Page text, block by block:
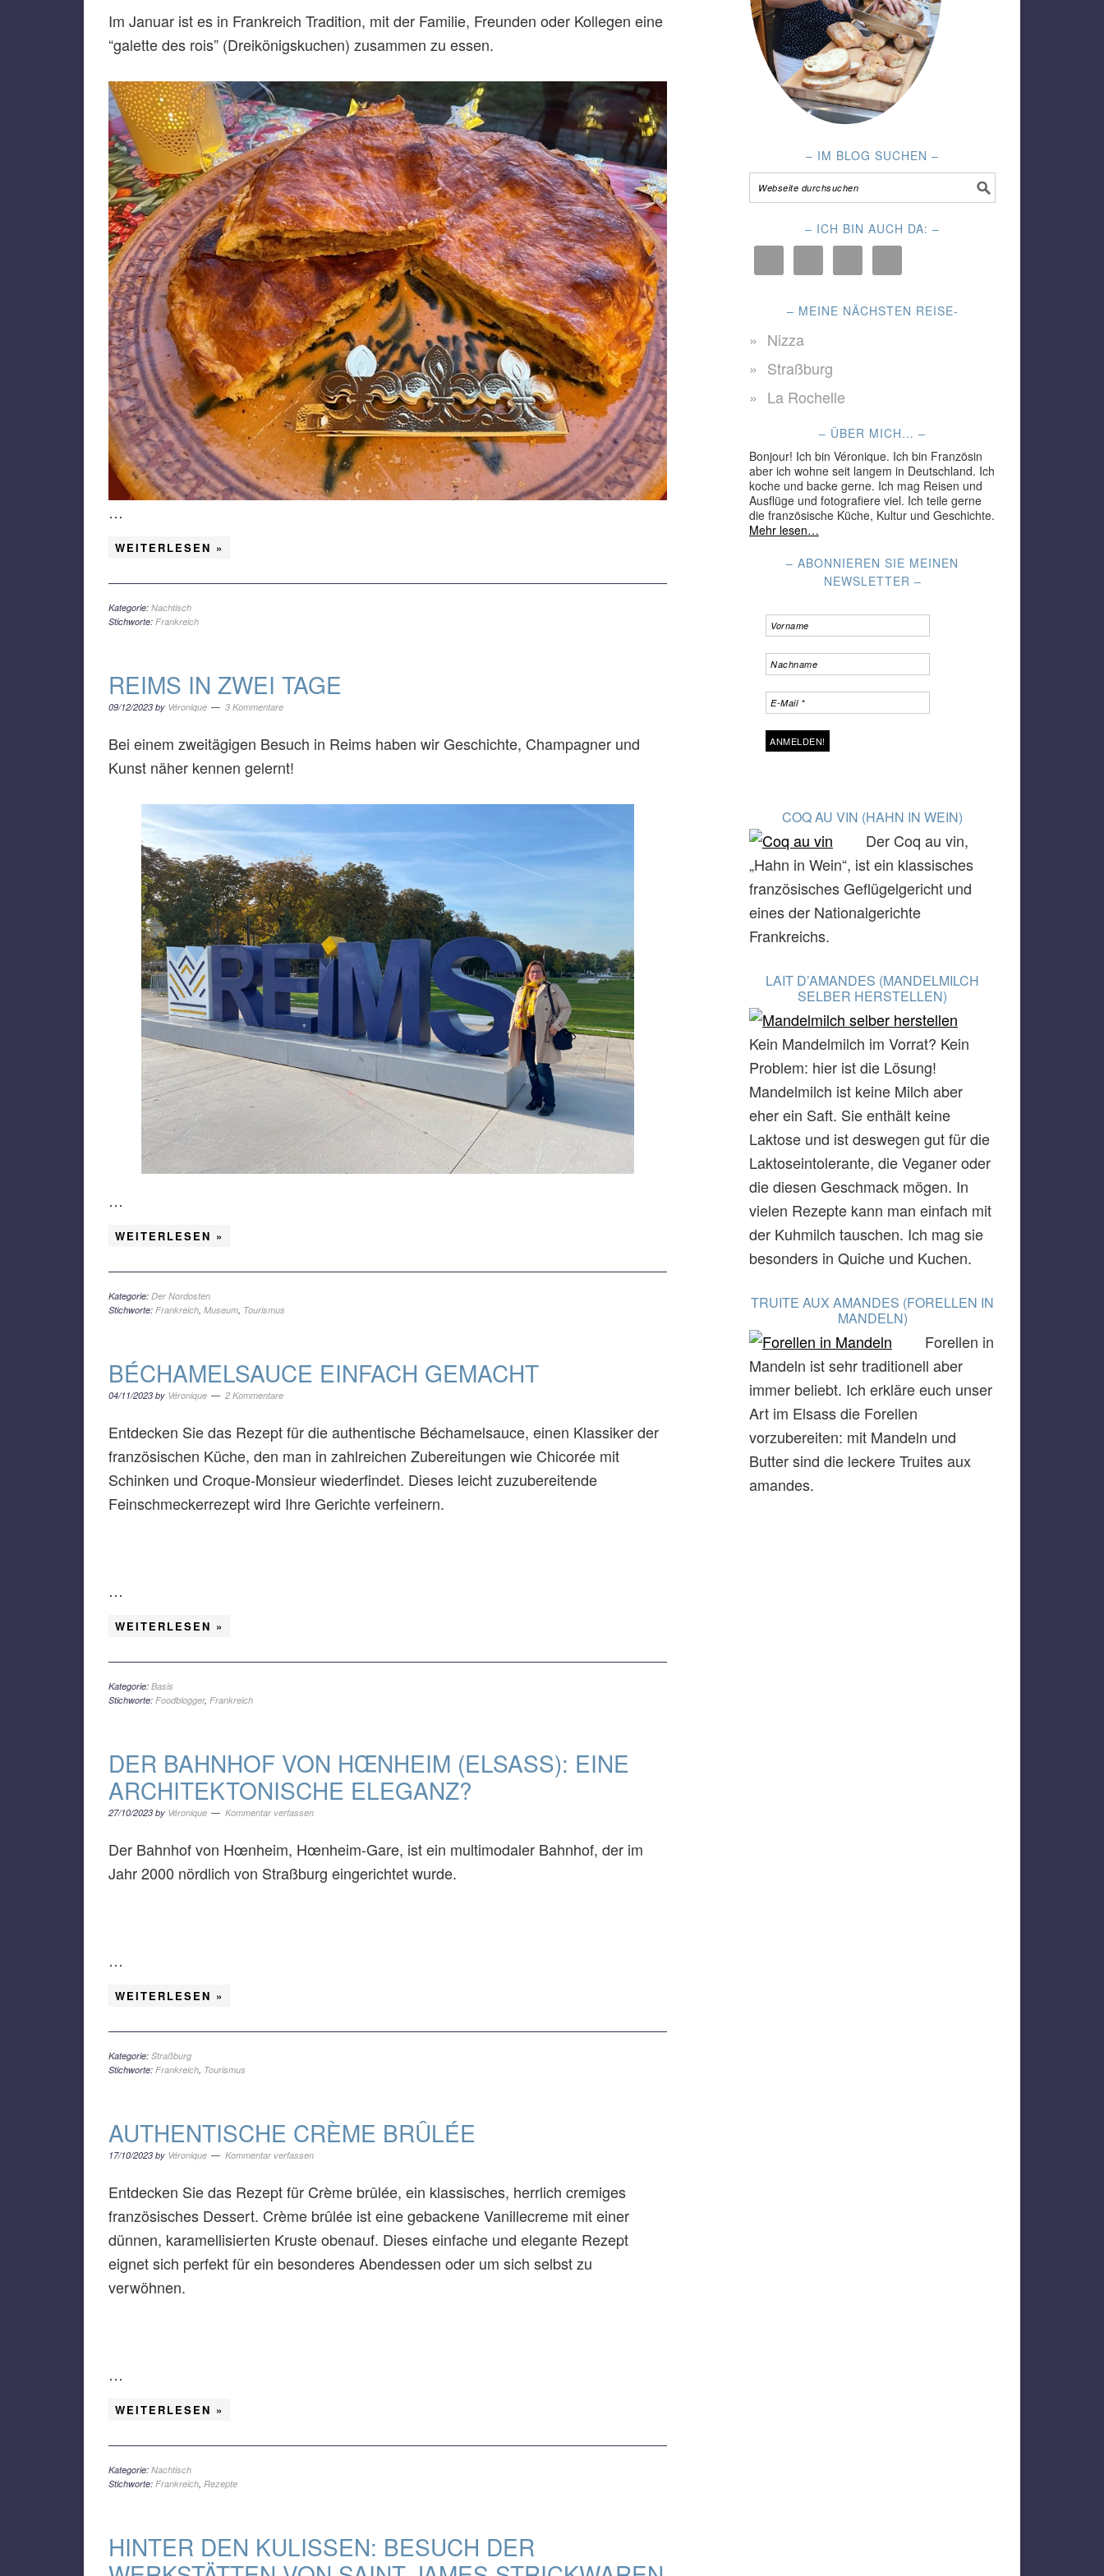
Im Januar ist es in Frankreich Tradition, mit der Familie, Freunden oder Kollegen eine
“galette des rois” (Dreikönigskuchen) zusammen zu essen.
…
WEITERLESEN »
Kategorie: Nachtisch
Stichworte: Frankreich
REIMS IN ZWEI TAGE
09/12/2023 by Véronique 3 Kommentare
Bei einem zweitägigen Besuch in Reims haben wir Geschichte, Champagner und
Kunst näher kennen gelernt!
…
WEITERLESEN »
Kategorie: Der Nordosten
Stichworte: Frankreich, Museum, Tourismus
BÉCHAMELSAUCE EINFACH GEMACHT
04/11/2023 by Véronique 2 Kommentare
Entdecken Sie das Rezept für die authentische Béchamelsauce, einen Klassiker der
französischen Küche, den man in zahlreichen Zubereitungen wie Chicorée mit
Schinken und Croque-Monsieur wiederfindet. Dieses leicht zuzubereitende
Feinschmeckerrezept wird Ihre Gerichte verfeinern.
…
WEITERLESEN »
Kategorie: Basis
Stichworte: Foodblogger, Frankreich
DER BAHNHOF VON HŒNHEIM (ELSASS): EINE
ARCHITEKTONISCHE ELEGANZ?
27/10/2023 by Véronique Kommentar verfassen
Der Bahnhof von Hœnheim, Hœnheim-Gare, ist ein multimodaler Bahnhof, der im
Jahr 2000 nördlich von Straßburg eingerichtet wurde.
…
WEITERLESEN »
Kategorie: Straßburg
Stichworte: Frankreich, Tourismus
AUTHENTISCHE CRÈME BRÛLÉE
17/10/2023 by Véronique Kommentar verfassen
Entdecken Sie das Rezept für Crème brûlée, ein klassisches, herrlich cremiges
französisches Dessert. Crème brûlée ist eine gebackene Vanillecreme mit einer
dünnen, karamellisierten Kruste obenauf. Dieses einfache und elegante Rezept
eignet sich perfekt für ein besonderes Abendessen oder um sich selbst zu
verwöhnen.
…
WEITERLESEN »
Kategorie: Nachtisch
Stichworte: Frankreich, Rezepte
HINTER DEN KULISSEN: BESUCH DER
– IM BLOG SUCHEN –
– ICH BIN AUCH DA: –
– MEINE NÄCHSTEN REISE-
Nizza
Straßburg
La Rochelle
– ÜBER MICH… –
Bonjour! Ich bin Véronique. Ich bin Französin
aber ich wohne seit langem in Deutschland. Ich
koche und backe gerne. Ich mag Reisen und
Ausflüge und fotografiere viel. Ich teile gerne
die französische Küche, Kultur und Geschichte.
Mehr lesen…
– ABONNIEREN SIE MEINEN
NEWSLETTER –
COQ AU VIN (HAHN IN WEIN)
Der Coq au vin,
„Hahn in Wein“, ist ein klassisches
französisches Geflügelgericht und
eines der Nationalgerichte
Frankreichs.
LAIT D’AMANDES (MANDELMILCH
SELBER HERSTELLEN)
Kein Mandelmilch im Vorrat? Kein
Problem: hier ist die Lösung!
Mandelmilch ist keine Milch aber
eher ein Saft. Sie enthält keine
Laktose und ist deswegen gut für die
Laktoseintolerante, die Veganer oder
die diesen Geschmack mögen. In
vielen Rezepte kann man einfach mit
der Kuhmilch tauschen. Ich mag sie
besonders in Quiche und Kuchen.
TRUITE AUX AMANDES (FORELLEN IN
MANDELN)
Forellen in
Mandeln ist sehr traditionell aber
immer beliebt. Ich erkläre euch unser
Art im Elsass die Forellen
vorzubereiten: mit Mandeln und
Butter sind die leckere Truites aux
amandes.